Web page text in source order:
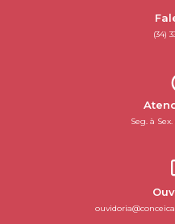
(34)
Seg. à